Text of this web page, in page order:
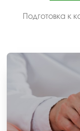
Подготовка к